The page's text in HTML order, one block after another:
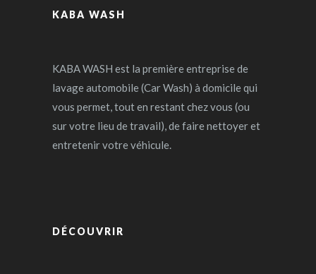
KABA WASH
KABA WASH est la première entreprise de
lavage automobile (Car Wash) à domicile qui
vous permet, tout en restant chez vous (ou
sur votre lieu de travail), de faire nettoyer et
entretenir votre véhicule.
DÉCOUVRIR